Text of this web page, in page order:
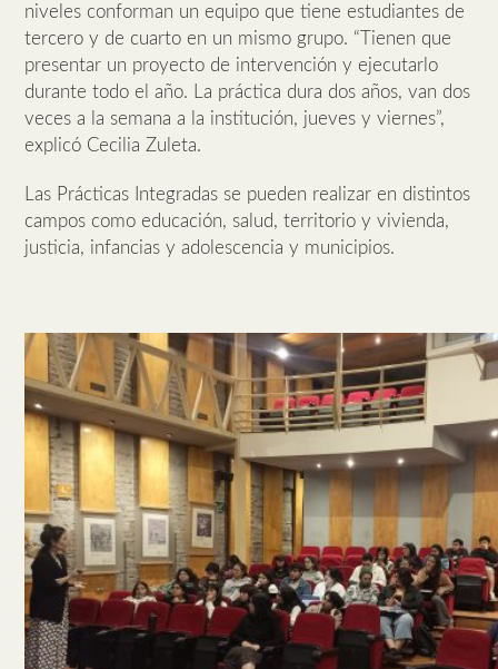
niveles conforman un equipo que tiene estudiantes de
tercero y de cuarto en un mismo grupo. “Tienen que
presentar un proyecto de intervención y ejecutarlo
durante todo el año. La práctica dura dos años, van dos
veces a la semana a la institución, jueves y viernes”,
explicó Cecilia Zuleta.
Las Prácticas Integradas se pueden realizar en distintos
campos como educación, salud, territorio y vivienda,
justicia, infancias y adolescencia y municipios.